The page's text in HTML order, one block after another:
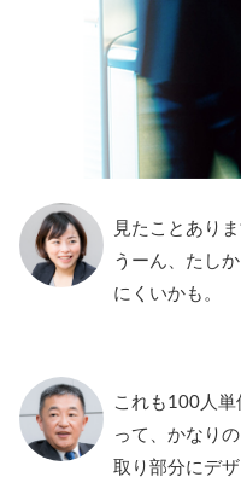
見たことありま
うーん、たし
にくいかも。
これも100人
って、かなり
取り部分にデ